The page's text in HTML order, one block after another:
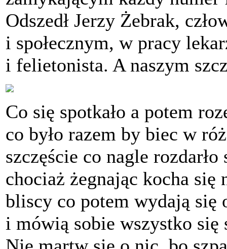
Odszedł Jerzy Żebrak,
i społecznym, w pracy
i felietonista. A naszym
Co się spotkało a potem
co było razem by biec w
szczęście co nagle
chociaż żegnając kocha się
bliscy co potem wydają się
i mówią sobie wszystko się